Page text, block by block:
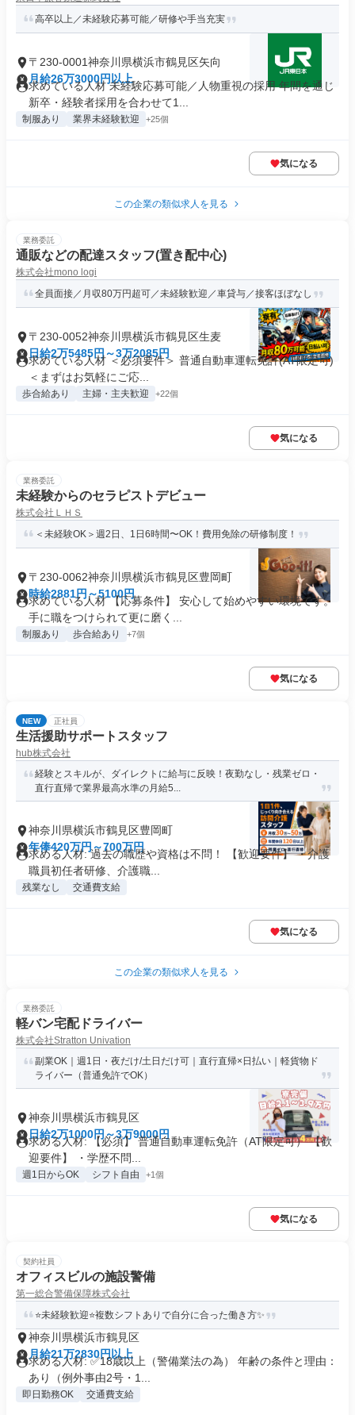
高卒以上／未経験応募可能／研修や手当充実
〒230-0001神奈川県横浜市鶴見区矢向
月給26万3000円以上
求めている人材 未経験応募可能／人物重視の採用 年間を通じ
新卒・経験者採用を合わせて1...
制服あり 業界未経験歓迎 +25個
気になる
この企業の類似求人を見る
業務委託
通販などの配達スタッフ(置き配中心)
株式会社mono logi
全員面接／月収80万円超可／未経験歓迎／車貸与／接客ほぼなし
〒230-0052神奈川県横浜市鶴見区生麦
日給2万5485円～3万2085円
求めている人材 ＜必須要件＞ 普通自動車運転免許(AT限定可)
＜まずはお気軽にご応...
歩合給あり 主婦・主夫歓迎 +22個
気になる
業務委託
未経験からのセラピストデビュー
株式会社ＬＨＳ
＜未経験OK＞週2日、1日6時間〜OK！費用免除の研修制度！
〒230-0062神奈川県横浜市鶴見区豊岡町
時給2881円～5100円
求めている人材 【応募条件】 安心して始めやすい環境です。
手に職をつけられて更に磨く...
制服あり 歩合給あり +7個
気になる
NEW 正社員
生活援助サポートスタッフ
hub株式会社
経験とスキルが、ダイレクトに給与に反映！夜勤なし・残業ゼロ・
直行直帰で業界最高水準の月給5...
神奈川県横浜市鶴見区豊岡町
年俸420万円～700万円
求める人材: 過去の職歴や資格は不問！ 【歓迎要件】 ・介護
職員初任者研修、介護職...
残業なし 交通費支給
気になる
この企業の類似求人を見る
業務委託
軽バン宅配ドライバー
株式会社Stratton Univation
副業OK｜週1日・夜だけ/土日だけ可｜直行直帰×日払い｜軽貨物ド
ライバー（普通免許でOK）
神奈川県横浜市鶴見区
日給2万1000円～3万9000円
求める人材: 【必須】 普通自動車運転免許（AT限定可） 【歓
迎要件】 ・学歴不問...
週1日からOK シフト自由 +1個
気になる
契約社員
オフィスビルの施設警備
第一総合警備保障株式会社
⭐未経験歓迎⭐複数シフトありで自分に合った働き方✨
神奈川県横浜市鶴見区
月給21万2830円以上
求める人材: ✅18歳以上（警備業法の為） 年齢の条件と理由：
あり（例外事由2号・1...
即日勤務OK 交通費支給